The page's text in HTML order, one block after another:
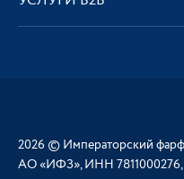
2026 © Императорский
АО «ИФЗ», ИНН 7811000276,